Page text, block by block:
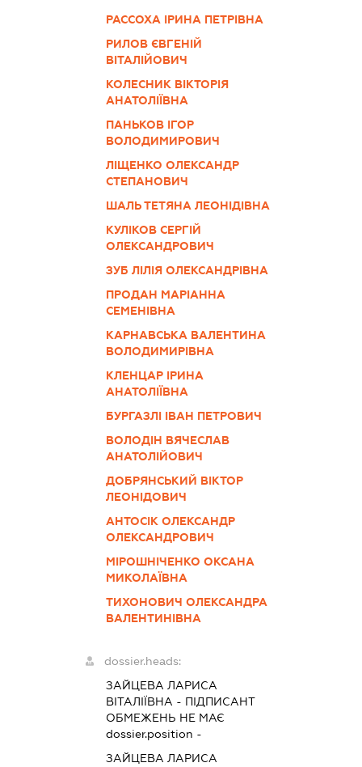
РАССОХА ІРИНА ПЕТРІВНА
РИЛОВ ЄВГЕНІЙ
ВІТАЛІЙОВИЧ
КОЛЕСНИК ВІКТОРІЯ
АНАТОЛІЇВНА
ПАНЬКОВ ІГОР
ВОЛОДИМИРОВИЧ
ЛІЩЕНКО ОЛЕКСАНДР
СТЕПАНОВИЧ
ШАЛЬ ТЕТЯНА ЛЕОНІДІВНА
КУЛІКОВ СЕРГІЙ
ОЛЕКСАНДРОВИЧ
ЗУБ ЛІЛІЯ ОЛЕКСАНДРІВНА
ПРОДАН МАРІАННА
СЕМЕНІВНА
КАРНАВСЬКА ВАЛЕНТИНА
ВОЛОДИМИРІВНА
КЛЕНЦАР ІРИНА
АНАТОЛІЇВНА
БУРГАЗЛІ ІВАН ПЕТРОВИЧ
ВОЛОДІН ВЯЧЕСЛАВ
АНАТОЛІЙОВИЧ
ДОБРЯНСЬКИЙ ВІКТОР
ЛЕОНІДОВИЧ
АНТОСІК ОЛЕКСАНДР
ОЛЕКСАНДРОВИЧ
МІРОШНІЧЕНКО ОКСАНА
МИКОЛАЇВНА
ТИХОНОВИЧ ОЛЕКСАНДРА
ВАЛЕНТИНІВНА
dossier.heads:
ЗАЙЦЕВА ЛАРИСА
ВІТАЛІЇВНА - ПІДПИСАНТ
ОБМЕЖЕНЬ НЕ МАЄ
dossier.position -
ЗАЙЦЕВА ЛАРИСА